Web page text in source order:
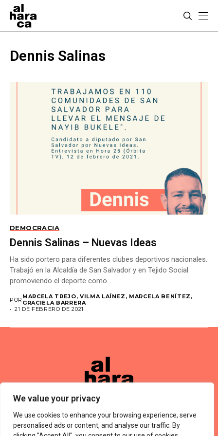
We value your privacy
We use cookies to enhance your browsing experience, serve
personalised ads or content, and analyse our traffic. By
Dennis Salinas
DEMOCRACIA
Dennis Salinas – Nuevas Ideas
Ha sido portero para diferentes clubes deportivos nacionales.
Trabajó en la Alcaldía de San Salvador y en Tejido Social
promoviendo el deporte como...
POR MARCELA TREJO, VILMA LAÍNEZ, MARCELA BENÍTEZ,
GRACIELA BARRERA
21 DE FEBRERO DE 2021
Términos De UsoAbout UsPolítica De Privacidad
Private PolicyForums
© 2024 Alharaca